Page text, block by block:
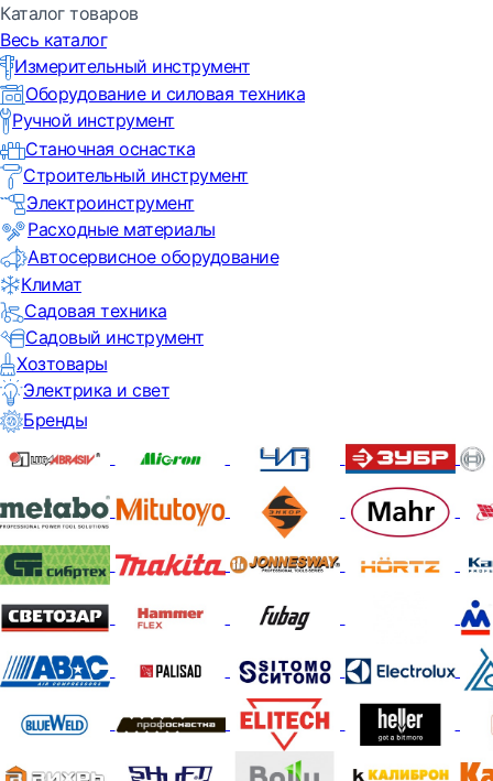
Каталог товаров
Весь каталог
Измерительный инструмент
Оборудование и силовая техника
Ручной инструмент
Станочная оснастка
Строительный инструмент
Электроинструмент
Расходные материалы
Автосервисное оборудование
Климат
Садовая техника
Садовый инструмент
Хозтовары
Электрика и свет
Бренды